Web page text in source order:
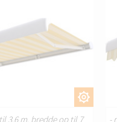
3,6 m, bredde op til 7
-